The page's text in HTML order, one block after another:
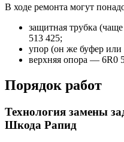
В ходе ремонта могут
защитная трубка
513 425;
упор (он же буфер
верхняя опора — 6R0
Порядок работ
Технология замены
Шкода Рапид